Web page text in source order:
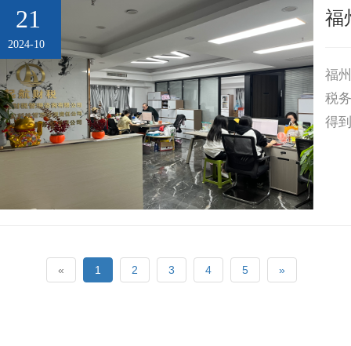
21
2024-10
福
福
税
得
« 1 2 3 4 5 »